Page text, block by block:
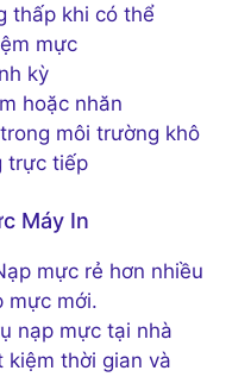
thấp khi có thể
mực
kỳ
hoặc nhăn
môi trường khô
trực tiếp
Máy In
mực rẻ hơn nhiều
mực mới.
nạp mực tại nhà
kiệm thời gian và